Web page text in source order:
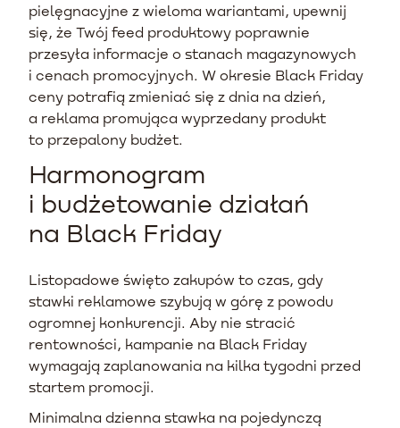
pielęgnacyjne z wieloma wariantami, upewnij
się, że Twój feed produktowy poprawnie
przesyła informacje o stanach magazynowych
i cenach promocyjnych. W okresie Black Friday
ceny potrafią zmieniać się z dnia na dzień,
a reklama promująca wyprzedany produkt
to przepalony budżet.
Harmonogram
i budżetowanie działań
na Black Friday
Listopadowe święto zakupów to czas, gdy
stawki reklamowe szybują w górę z powodu
ogromnej konkurencji. Aby nie stracić
rentowności, kampanie na Black Friday
wymagają zaplanowania na kilka tygodni przed
startem promocji.
Minimalna dzienna stawka na pojedynczą